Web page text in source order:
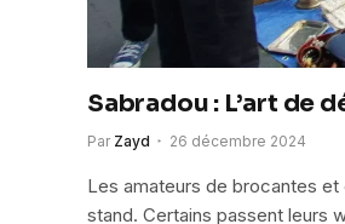
Sabradou : L’art de
Par Zayd 26 décembre 2024
Les amateurs de brocantes et
stand. Certains passent leurs